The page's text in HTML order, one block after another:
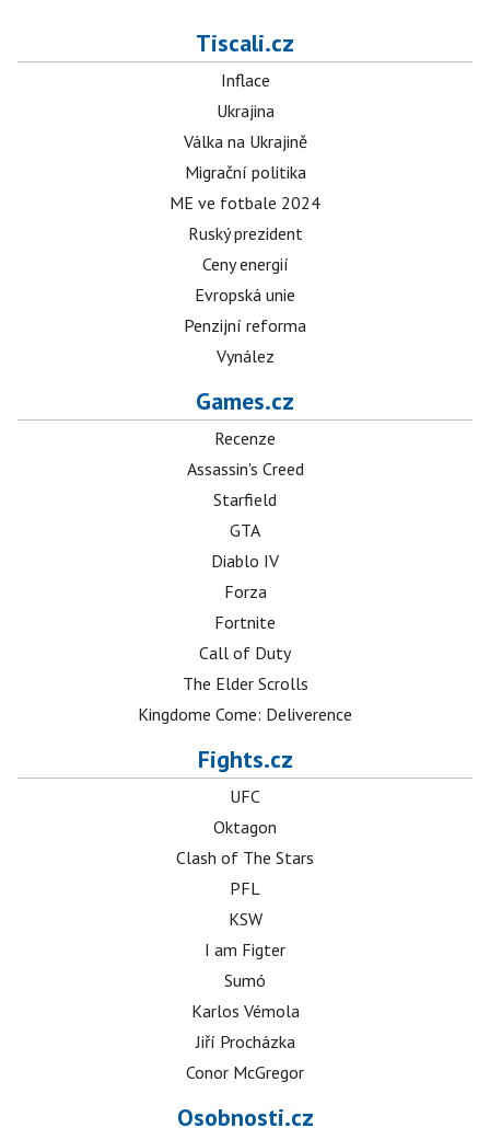
Tiscali.cz
Inflace
Ukrajina
Válka na Ukrajině
Migrační politika
ME ve fotbale 2024
Ruský prezident
Ceny energií
Evropská unie
Penzijní reforma
Vynález
Games.cz
Recenze
Assassin's Creed
Starfield
GTA
Diablo IV
Forza
Fortnite
Call of Duty
The Elder Scrolls
Kingdome Come: Deliverence
Fights.cz
UFC
Oktagon
Clash of The Stars
PFL
KSW
I am Figter
Sumó
Karlos Vémola
Jiří Procházka
Conor McGregor
Osobnosti.cz